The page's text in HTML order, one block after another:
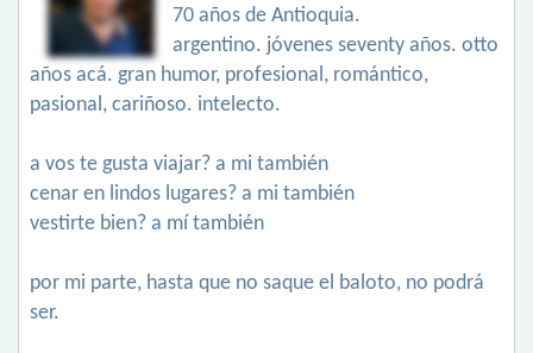
70 años de Antioquia.
argentino. jóvenes seventy años. otto
años acá. gran humor, profesional, romántico,
pasional, cariñoso. intelecto.
a vos te gusta viajar? a mi también
cenar en lindos lugares? a mi también
vestirte bien? a mí también
por mi parte, hasta que no saque el baloto, no podrá
ser.